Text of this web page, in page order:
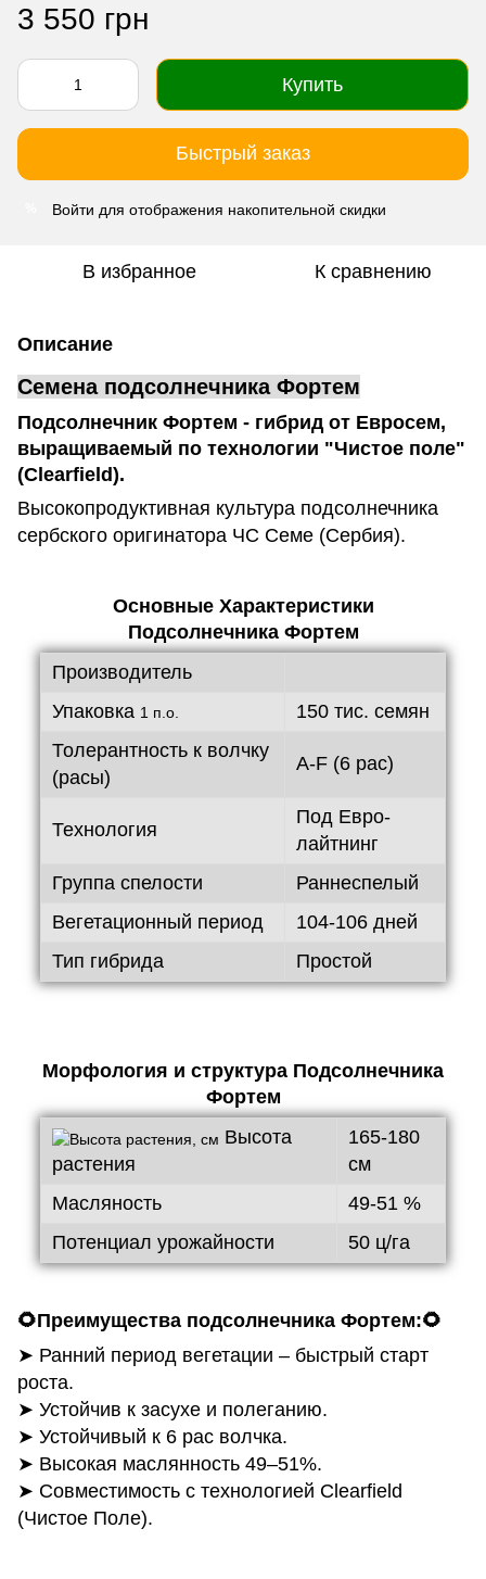
3 550 грн
Купить
Быстрый заказ
Войти для отображения накопительной скидки
В избранное К сравнению
Описание
Семена подсолнечника Фортем
Подсолнечник Фортем - гибрид от Евросем,
выращиваемый по технологии "Чистое поле"
(Clearfield).
Высокопродуктивная культура подсолнечника
сербского оригинатора ЧС Семе (Сербия).
Основные Характеристики
Подсолнечника Фортем
Производитель
Упаковка 1 п.о.
150 тис. семян
Толерантность к волчку
(расы)
A-F (6 рас)
Технология
Под Евро-
лайтнинг
Группа спелости
Раннеспелый
Вегетационный период
104-106 дней
Тип гибрида
Простой
Морфология и структура Подсолнечника
Фортем
Высота
растения
165-180
см
Масляность
49-51 %
Потенциал урожайности
50 ц/га
🌻Преимущества подсолнечника Фортем:🌻
➤ Ранний период вегетации – быстрый старт
роста.
➤ Устойчив к засухе и полеганию.
➤ Устойчивый к 6 рас волчка.
➤ Высокая маслянность 49–51%.
➤ Совместимость с технологией Clearfield
(Чистое Поле).